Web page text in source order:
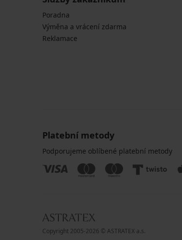
Poradna
Výměna a vrácení zdarma
Reklamace
Platební metody
Podporujeme oblíbené platební metody
Copyright 2005-2026 © ASTRATEX a.s.